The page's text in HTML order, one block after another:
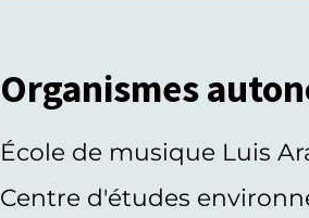
Organismes
École de musique Luis
Centre d'études